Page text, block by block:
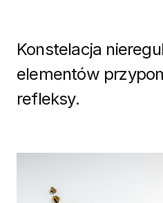
Konstelacja
elementów
refleksy.